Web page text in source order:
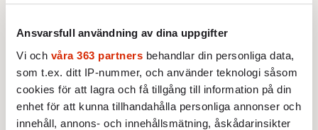
Ansvarsfull användning av dina uppgifter
Vi och våra 363 partners behandlar din personliga data,
som t.ex. ditt IP-nummer, och använder teknologi såsom
cookies för att lagra och få tillgång till information på din
enhet för att kunna tillhandahålla personliga annonser och
innehåll, annons- och innehållsmätning, åskådarinsikter
Inte sedan mätningarna startade 1993. Då
tyckte hälften av svenskarna att det fanns för
många utlänningar i landet, mot 36 procent i
dag. En majoritet välkomnar flyktingar, och
toleransen ökar också i stort.
När man lyssnar på radio använder man två